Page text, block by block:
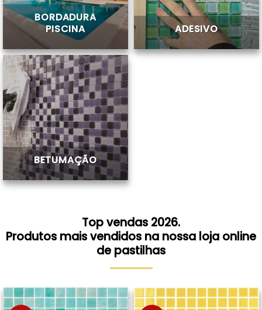
BORDADURA
PISCINA
ADESIVO
BETUMAÇÃO
Top vendas 2026.
Produtos mais vendidos na nossa loja online
de pastilhas